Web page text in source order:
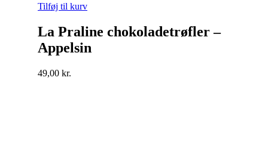
Tilføj til kurv
La Praline chokoladetrøfler –
Appelsin
49,00 kr.